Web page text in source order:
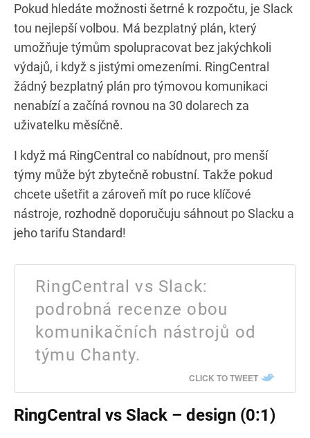
Pokud hledáte možnosti šetrné k rozpočtu, je Slack
tou nejlepší volbou. Má bezplatný plán, který
umožňuje týmům spolupracovat bez jakýchkoli
výdajů, i když s jistými omezeními. RingCentral
žádný bezplatný plán pro týmovou komunikaci
nenabízí a začíná rovnou na 30 dolarech za
uživatelku měsíčně.
I když má RingCentral co nabídnout, pro menší
týmy může být zbytečně robustní. Takže pokud
chcete ušetřit a zároveň mít po ruce klíčové
nástroje, rozhodně doporučuju sáhnout po Slacku a
jeho tarifu Standard!
RingCentral vs Slack:
podrobná recenze obou
komunikačních nástrojů od
týmu Chanty.
CLICK TO TWEET
RingCentral vs Slack – design (0:1)